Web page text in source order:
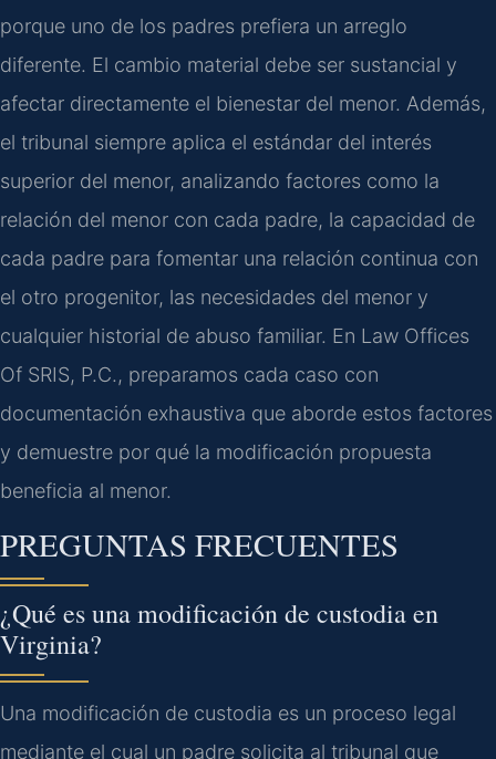
porque uno de los padres prefiera un arreglo
diferente. El cambio material debe ser sustancial y
afectar directamente el bienestar del menor. Además,
el tribunal siempre aplica el estándar del interés
superior del menor, analizando factores como la
relación del menor con cada padre, la capacidad de
cada padre para fomentar una relación continua con
el otro progenitor, las necesidades del menor y
cualquier historial de abuso familiar. En Law Offices
Of SRIS, P.C., preparamos cada caso con
documentación exhaustiva que aborde estos factores
y demuestre por qué la modificación propuesta
beneficia al menor.
PREGUNTAS FRECUENTES
¿Qué es una modificación de custodia en
Virginia?
Una modificación de custodia es un proceso legal
mediante el cual un padre solicita al tribunal que